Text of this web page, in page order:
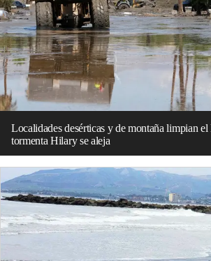
Localidades desérticas y de montaña limpian el
tormenta Hilary se aleja